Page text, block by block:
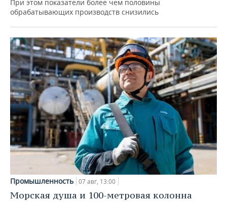
При этом показатели более чем половины
обрабатывающих производств снизились
Промышленность 07 авг, 13:00
Морская душа и 100-метровая колонна